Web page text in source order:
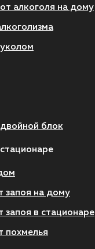
алкоголя на дому
блок
запоя на дому
запоя в стационаре
похмелья